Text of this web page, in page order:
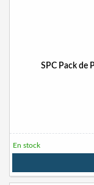
SPC Pack de
En stock